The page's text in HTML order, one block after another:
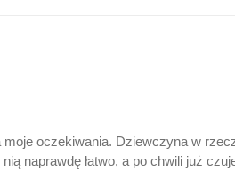
moje oczekiwania. Dziewczyna w
naprawdę łatwo, a po chwili już